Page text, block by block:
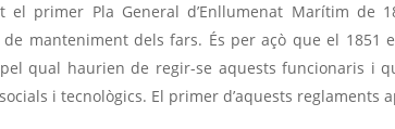
el primer Pla General d’Enllumenat Marítim de
manteniment dels fars. És per açò que el 1851
qual haurien de regir-se aquests funcionaris i
i tecnològics. El primer d’aquests reglaments